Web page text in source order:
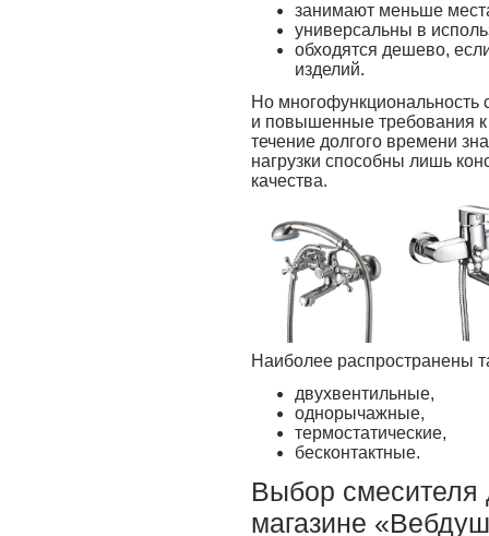
занимают меньше
универсальны в
обходятся дешево,
изделий.
Но многофункциональность
и повышенные требования
течение долгого времени
нагрузки способны лишь
качества.
Наиболее распространены
двухвентильные,
однорычажные,
термостатические,
бесконтактные.
Выбор смесителя
магазине